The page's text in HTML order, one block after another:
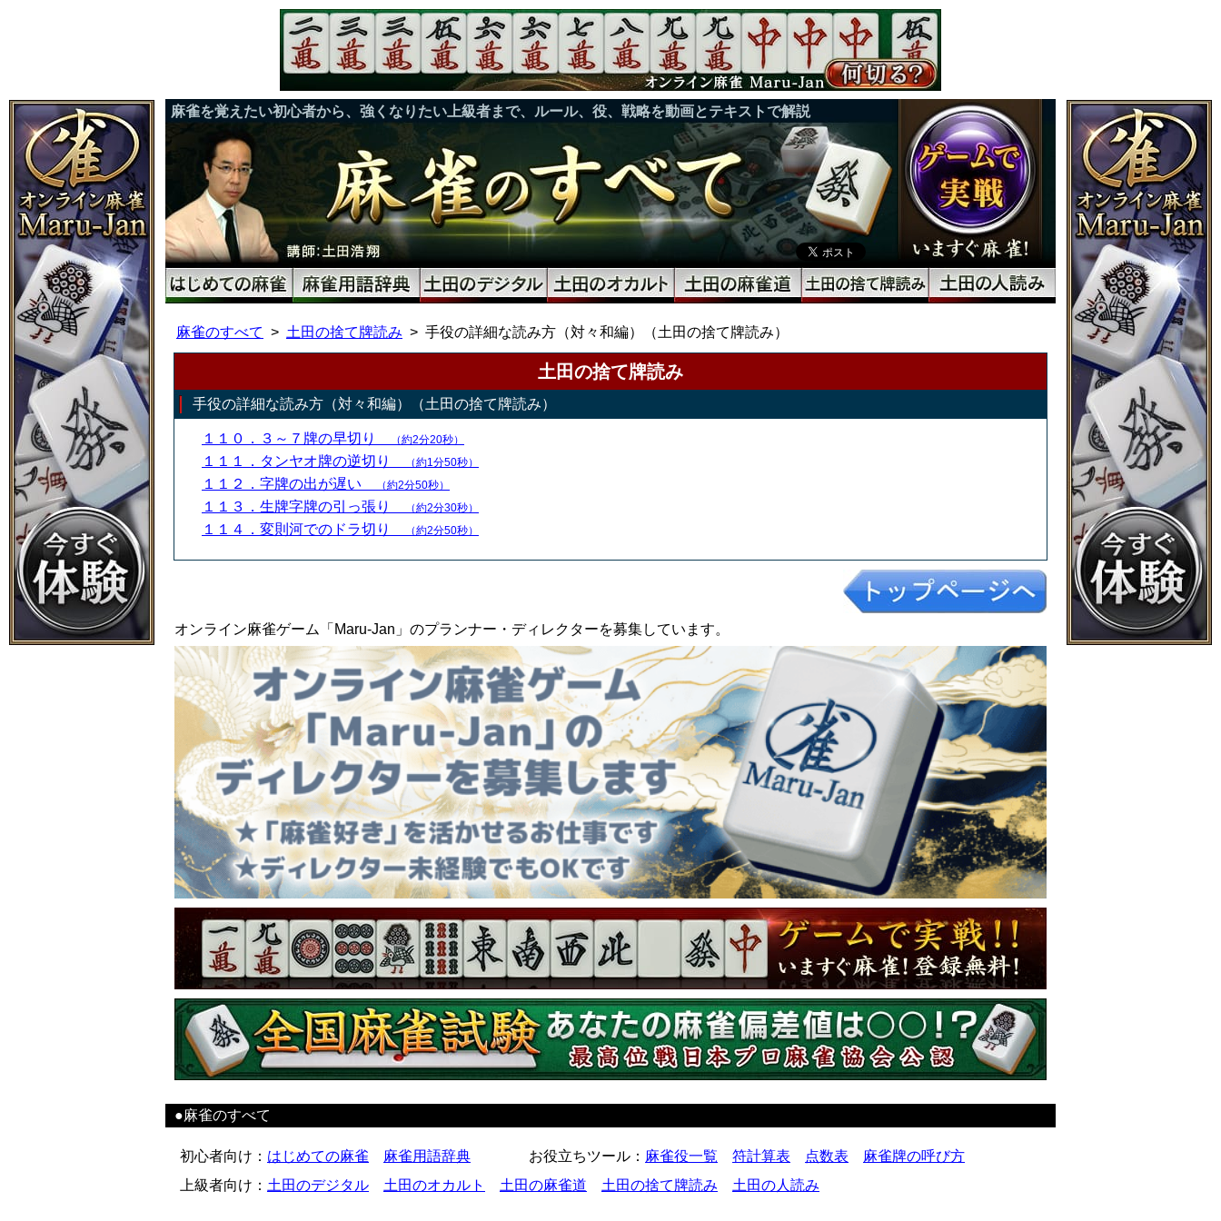
麻雀を覚えたい初心者から、強くなりたい上級者まで、ルール、役、戦略を動画とテキストで解説
麻雀のすべて 土田の捨て牌読み 手役の詳細な読み方（対々和編）（土田の捨て牌読み）
土田の捨て牌読み
手役の詳細な読み方（対々和編）（土田の捨て牌読み）
１１０．３～７牌の早切り （約2分20秒）
１１１．タンヤオ牌の逆切り （約1分50秒）
１１２．字牌の出が遅い （約2分50秒）
１１３．生牌字牌の引っ張り （約2分30秒）
１１４．変則河でのドラ切り （約2分50秒）
オンライン麻雀ゲーム「Maru-Jan」のプランナー・ディレクターを募集しています。
●麻雀のすべて
初心者向け ： はじめての麻雀 麻雀用語辞典 お役立ちツール ： 麻雀役一覧 符計算表 点数表
麻雀牌の呼び方
上級者向け ： 土田のデジタル 土田のオカルト 土田の麻雀道 土田の捨て牌読み 土田の人読み